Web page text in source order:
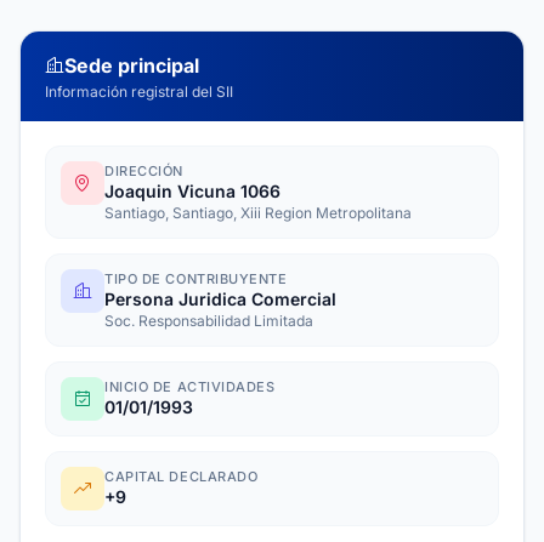
Sede principal
Información registral del SII
DIRECCIÓN
Joaquin Vicuna 1066
Santiago, Santiago, Xiii Region Metropolitana
TIPO DE CONTRIBUYENTE
Persona Juridica Comercial
Soc. Responsabilidad Limitada
INICIO DE ACTIVIDADES
01/01/1993
CAPITAL DECLARADO
+9